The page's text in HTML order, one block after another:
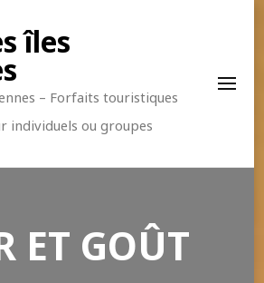
îles
– Forfaits touristiques
individuels ou groupes
ET GOÛT